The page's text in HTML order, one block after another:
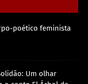
poético feminista
Um olhar